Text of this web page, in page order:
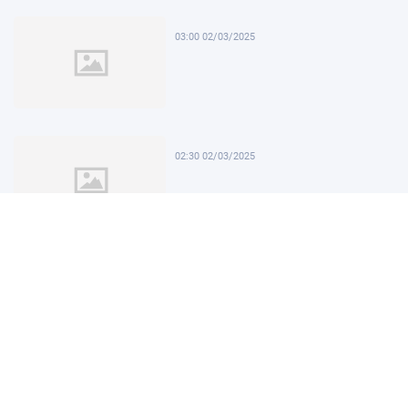
03:00 02/03/2025
02:30 02/03/2025